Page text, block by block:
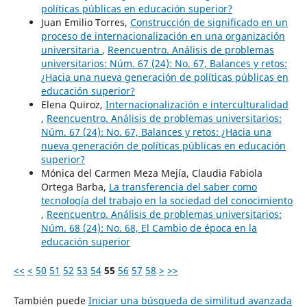
políticas públicas en educación superior?
Juan Emilio Torres, Construcción de significado en un
proceso de internacionalización en una organización
universitaria , Reencuentro. Análisis de problemas
universitarios: Núm. 67 (24): No. 67, Balances y retos:
¿Hacia una nueva generación de políticas públicas en
educación superior?
Elena Quiroz, Internacionalización e interculturalidad
, Reencuentro. Análisis de problemas universitarios:
Núm. 67 (24): No. 67, Balances y retos: ¿Hacia una
nueva generación de políticas públicas en educación
superior?
Mónica del Carmen Meza Mejía, Claudia Fabiola
Ortega Barba, La transferencia del saber como
tecnología del trabajo en la sociedad del conocimiento
, Reencuentro. Análisis de problemas universitarios:
Núm. 68 (24): No. 68, El Cambio de época en la
educación superior
<< < 50 51 52 53 54 55 56 57 58 > >>
También puede Iniciar una búsqueda de similitud avanzada